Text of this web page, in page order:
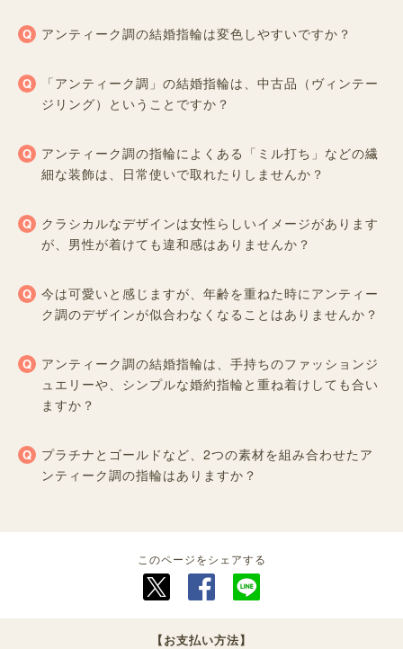
アンティーク調の結婚指輪は変色しやすいですか？
「アンティーク調」の結婚指輪は、中古品（ヴィンテー
ジリング）ということですか？
アンティーク調の指輪によくある「ミル打ち」などの繊
細な装飾は、日常使いで取れたりしませんか？
クラシカルなデザインは女性らしいイメージがあります
が、男性が着けても違和感はありませんか？
今は可愛いと感じますが、年齢を重ねた時にアンティー
ク調のデザインが似合わなくなることはありませんか？
アンティーク調の結婚指輪は、手持ちのファッションジ
ュエリーや、シンプルな婚約指輪と重ね着けしても合い
ますか？
プラチナとゴールドなど、2つの素材を組み合わせたア
ンティーク調の指輪はありますか？
このページをシェアする
【お支払い方法】